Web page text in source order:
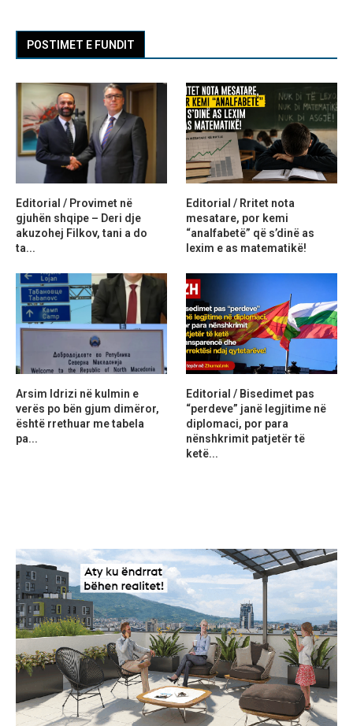
POSTIMET E FUNDIT
Editorial / Provimet në
gjuhën shqipe – Deri dje
akuzohej Filkov, tani a do
ta...
Editorial / Rritet nota
mesatare, por kemi
“analfabetë” që s’dinë as
lexim e as matematikë!
Arsim Idrizi në kulmin e
verës po bën gjum dimëror,
është rrethuar me tabela
pa...
Editorial / Bisedimet pas
“perdeve” janë legjitime në
diplomaci, por para
nënshkrimit patjetër të
ketë...